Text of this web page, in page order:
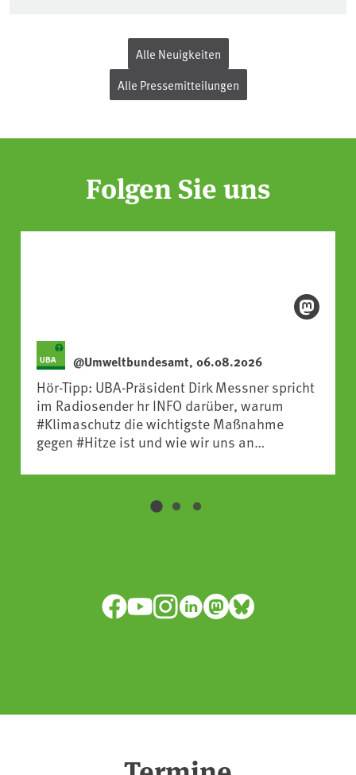
Alle Neuigkeiten
Alle Pressemitteilungen
Folgen Sie uns
@Umweltbundesamt, 06.08.2026
Hör-Tipp: UBA-Präsident Dirk Messner spricht
im Radiosender hr INFO darüber, warum
#Klimaschutz die wichtigste Maßnahme
gegen #Hitze ist und wie wir uns an
https://www.ardsounds.de/episode/